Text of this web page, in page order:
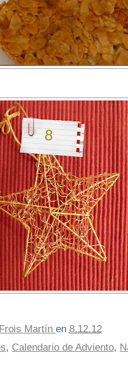
Martín en 8.12.12
, Calendario de Adviento,